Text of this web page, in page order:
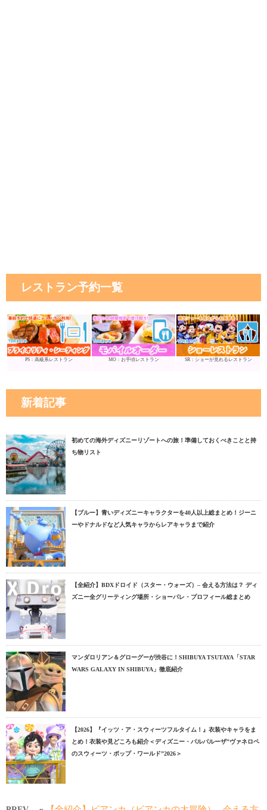
レストラン予約一覧
PS：高級系レストラン MO：お手頃レストラン SR：ショーが見れるレストラン
新着記事
初めての海外ディズニーリゾートへの旅！準備しておくべきことと持
ち物リスト
【ブルー】青いディズニーキャラクターを40人以上総まとめ！ジーニ
ーやドナルドなど人気キャラからレアキャラまで紹介
【全紹介】BDXドロイド（スター・ウォーズ）– 会える方法は？ ディ
ズニー全グリーティング場所・ショーパレ・プロフィール総まとめ
マンダロリアン＆グローグーが渋谷に！SHIBUYA TSUTAYA「STAR
WARS GALAXY IN SHIBUYA」徹底紹介
【2026】『イッツ・ア・スウィーツフルタイム！』衣装やキャラをま
とめ！衣装や見どころも紹介＜ディズニー・パルパルーザ”ヴァネロペ
のスウィーツ・ポップ・ワールド”2026＞